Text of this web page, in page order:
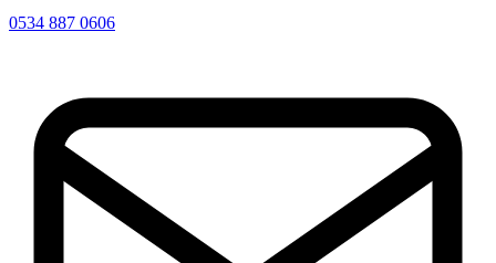
0534 887 0606